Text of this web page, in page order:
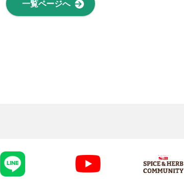
一覧ページへ